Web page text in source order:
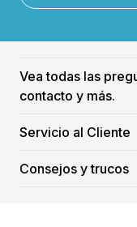
Vea todas las
contacto y más.
Servicio al Cliente
Consejos y trucos